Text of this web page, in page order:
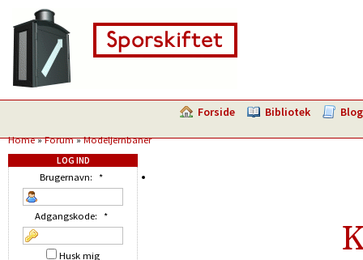
Forside Bibliotek Blog
Home»Forum»Modeljernbaner
LOG IND
Brugernavn: *
Adgangskode: *
Husk mig